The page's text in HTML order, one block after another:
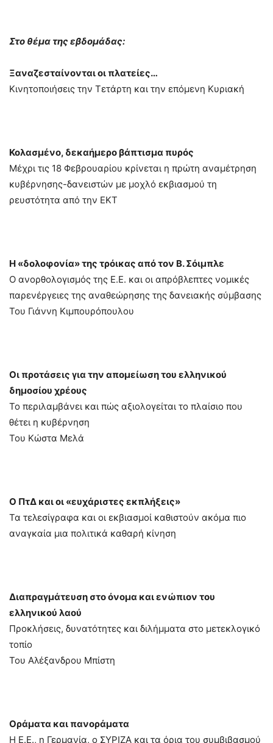
Στο θέμα της εβδομάδας:
Ξαναζεσταίνονται οι πλατείες…
Κινητοποιήσεις την Τετάρτη και την επόμενη Κυριακή
Κολασμένο, δεκαήμερο βάπτισμα πυρός
Μέχρι τις 18 Φεβρουαρίου κρίνεται η πρώτη αναμέτρηση
κυβέρνησης-δανειστών με μοχλό εκβιασμού τη
ρευστότητα από την ΕΚΤ
Η «δολοφονία» της τρόικας από τον Β. Σόιμπλε
Ο ανορθολογισμός της Ε.Ε. και οι απρόβλεπτες νομικές
παρενέργειες της αναθεώρησης της δανειακής σύμβασης
Του Γιάννη Κιμπουρόπουλου
Οι προτάσεις για την απομείωση του ελληνικού
δημοσίου χρέους
Το περιλαμβάνει και πώς αξιολογείται το πλαίσιο που
θέτει η κυβέρνηση
Του Κώστα Μελά
Ο ΠτΔ και οι «ευχάριστες εκπλήξεις»
Τα τελεσίγραφα και οι εκβιασμοί καθιστούν ακόμα πιο
αναγκαία μια πολιτικά καθαρή κίνηση
Διαπραγμάτευση στο όνομα και ενώπιον του
ελληνικού λαού
Προκλήσεις, δυνατότητες και διλήμματα στο μετεκλογικό
τοπίο
Του Αλέξανδρου Μπίστη
Οράματα και πανοράματα
Η Ε.Ε., η Γερμανία, ο ΣΥΡΙΖΑ και τα όρια του συμβιβασμού